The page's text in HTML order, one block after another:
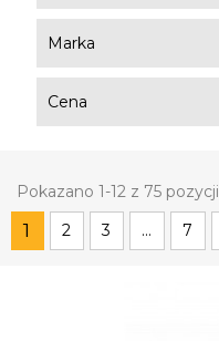
Marka
Cena
Pokazano 1-12 z 75 pozycji
1 2 3 … 7